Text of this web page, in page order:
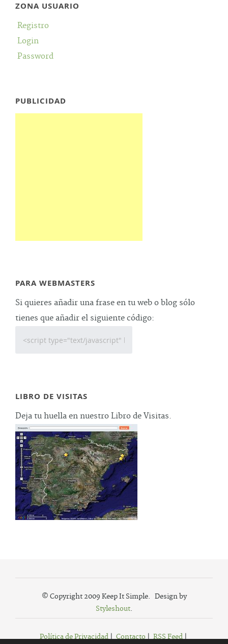
ZONA USUARIO
Registro
Login
Password
PUBLICIDAD
PARA WEBMASTERS
Si quieres añadir una frase en tu web o blog sólo
tienes que añadir el siguiente código:
LIBRO DE VISITAS
Deja tu huella en nuestro Libro de Visitas.
© Copyright 2009 Keep It Simple. Design by
Styleshout.
Política de Privacidad| Contacto| RSS Feed|